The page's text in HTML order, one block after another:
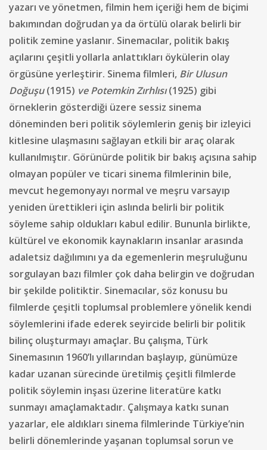
yazarı ve yönetmen, filmin hem içeriği hem de biçimi
bakımından doğrudan ya da örtülü olarak belirli bir
politik zemine yaslanır. Sinemacılar, politik bakış
açılarını çeşitli yollarla anlattıkları öykülerin olay
örgüsüne yerleştirir. Sinema filmleri, Bir Ulusun
Doğuşu(1915) ve Potemkin Zırhlısı(1925) gibi
örneklerin gösterdiği üzere sessiz sinema
döneminden beri politik söylemlerin geniş bir izleyici
kitlesine ulaşmasını sağlayan etkili bir araç olarak
kullanılmıştır. Görünürde politik bir bakış açısına sahip
olmayan popüler ve ticari sinema filmlerinin bile,
mevcut hegemonyayı normal ve meşru varsayıp
yeniden ürettikleri için aslında belirli bir politik
söyleme sahip oldukları kabul edilir. Bununla birlikte,
kültürel ve ekonomik kaynakların insanlar arasında
adaletsiz dağılımını ya da egemenlerin meşruluğunu
sorgulayan bazı filmler çok daha belirgin ve doğrudan
bir şekilde politiktir. Sinemacılar, söz konusu bu
filmlerde çeşitli toplumsal problemlere yönelik kendi
söylemlerini ifade ederek seyircide belirli bir politik
bilinç oluşturmayı amaçlar. Bu çalışma, Türk
Sinemasının 1960’lı yıllarından başlayıp, günümüze
kadar uzanan sürecinde üretilmiş çeşitli filmlerde
politik söylemin inşası üzerine literatüre katkı
sunmayı amaçlamaktadır. Çalışmaya katkı sunan
yazarlar, ele aldıkları sinema filmlerinde Türkiye’nin
belirli dönemlerinde yaşanan toplumsal sorun ve